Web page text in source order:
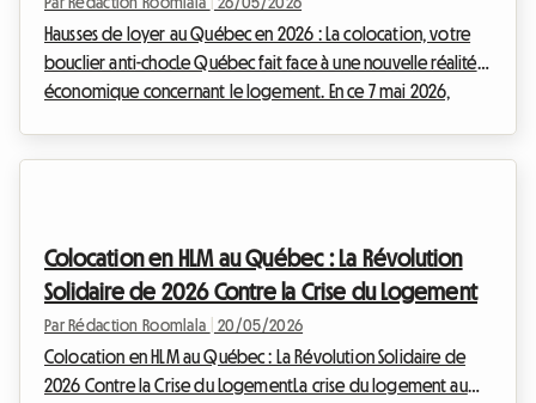
Hausses de loyer au Québec en 2026 : La colocation, votre
bouclier anti-chocLe Québec fait face à une nouvelle réalité
économique concernant le logement. En ce 7 mai 2026,
Mais ne vous inquiétez pas, chez Roomla...
Colocation en HLM au Québec : La Révolution
Solidaire de 2026 Contre la Crise du Logement
Par Rédaction Roomlala 20/05/2026
Colocation en HLM au Québec : La Révolution Solidaire de
2026 Contre la Crise du LogementLa crise du logement au